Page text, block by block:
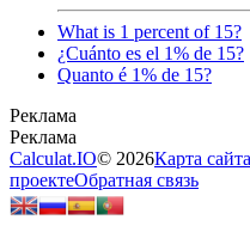
What is 1 percent of 15?
¿Cuánto es el 1% de 15?
Quanto é 1% de 15?
Calculat.IO© 2026Карта сайта
проектеОбратная связь